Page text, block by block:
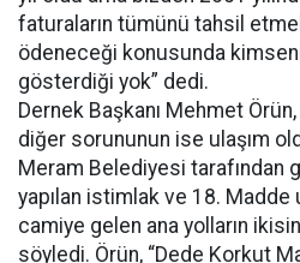
faturaların tümünü tahsil
ödeneceği konusunda
gösterdiği yok” dedi.
Dernek Başkanı Mehmet
diğer sorununun ise ulaşım
Meram Belediyesi tarafından
yapılan istimlak ve 18. Madde
camiye gelen ana yolların
söyledi. Örün, “Dede Korkut